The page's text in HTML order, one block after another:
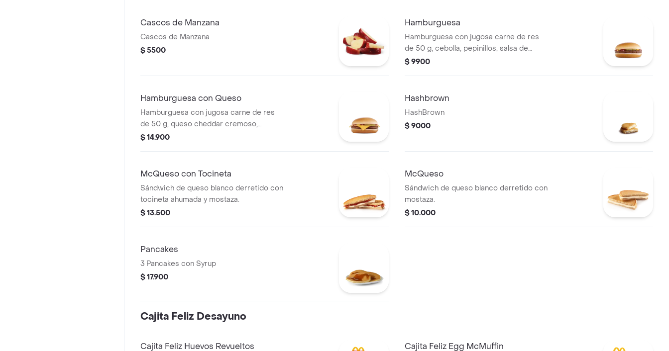
Cascos de Manzana
Cascos de Manzana
$ 5500
Hamburguesa
Hamburguesa con jugosa carne de res
de 50 g, cebolla, pepinillos, salsa de
tomate y mostaza, en pan suave sin
$ 9900
Hamburguesa con Queso
Hamburguesa con jugosa carne de res
de 50 g, queso cheddar cremoso,
cebolla, pepinillos, salsa de tomate y
$ 14.900
Hashbrown
HashBrown
$ 9000
McQueso con Tocineta
Sándwich de queso blanco derretido con
tocineta ahumada y mostaza.
$ 13.500
McQueso
Sándwich de queso blanco derretido con
mostaza.
$ 10.000
Pancakes
3 Pancakes con Syrup
$ 17.900
Cajita Feliz Desayuno
Cajita Feliz Huevos Revueltos Cajita Feliz Egg McMuffin